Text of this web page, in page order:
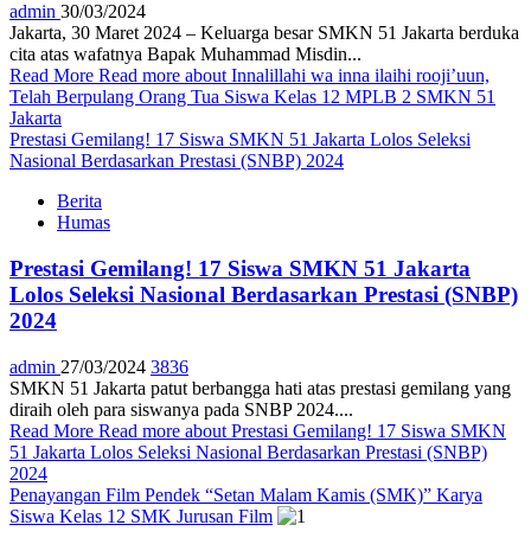
admin 30/03/2024
Jakarta, 30 Maret 2024 – Keluarga besar SMKN 51 Jakarta berduka
cita atas wafatnya Bapak Muhammad Misdin...
Read More Read more about Innalillahi wa inna ilaihi rooji’uun,
Telah Berpulang Orang Tua Siswa Kelas 12 MPLB 2 SMKN 51
Jakarta
Prestasi Gemilang! 17 Siswa SMKN 51 Jakarta Lolos Seleksi
Nasional Berdasarkan Prestasi (SNBP) 2024
Berita
Humas
Prestasi Gemilang! 17 Siswa SMKN 51 Jakarta
Lolos Seleksi Nasional Berdasarkan Prestasi (SNBP)
2024
admin 27/03/2024 3836
SMKN 51 Jakarta patut berbangga hati atas prestasi gemilang yang
diraih oleh para siswanya pada SNBP 2024....
Read More Read more about Prestasi Gemilang! 17 Siswa SMKN
51 Jakarta Lolos Seleksi Nasional Berdasarkan Prestasi (SNBP)
2024
Penayangan Film Pendek “Setan Malam Kamis (SMK)” Karya
Siswa Kelas 12 SMK Jurusan Film